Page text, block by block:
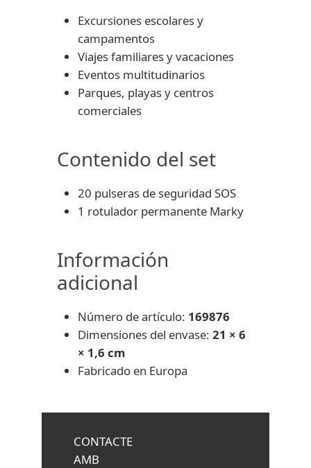
Excursiones escolares y
campamentos
Viajes familiares y vacaciones
Eventos multitudinarios
Parques, playas y centros
comerciales
Contenido del set
20 pulseras de seguridad SOS
1 rotulador permanente Marky
Información
adicional
Número de artículo: 169876
Dimensiones del envase: 21 × 6
× 1,6 cm
Fabricado en Europa
CONTACTE
AMB